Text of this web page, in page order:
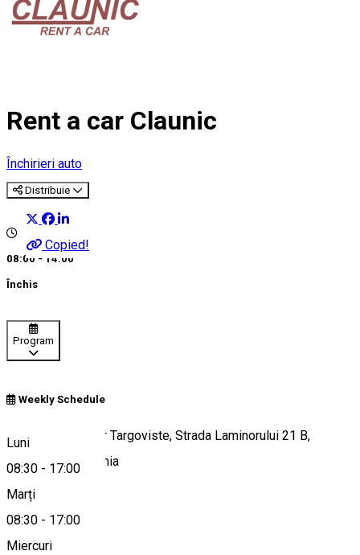
Rent a car Claunic
Închirieri auto
Distribuie
Copied!
08:00 - 14:00
Închis
Program
Weekly Schedule
Luni
08:30 - 17:00
Marți
08:30 - 17:00
Miercuri
Claunic Rent a Car Targoviste, Strada Laminorului 21 B,
Târgoviște, România
Hartă